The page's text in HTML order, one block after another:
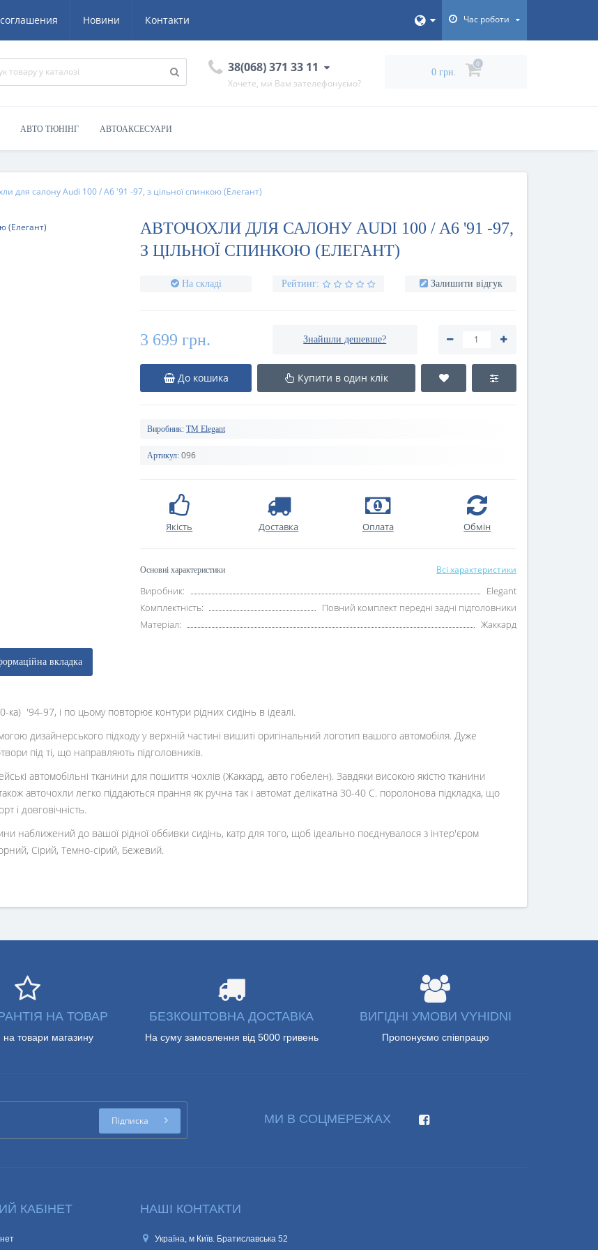
Новини Контакти Час роботи
38(068) 371 33 11
Хочете, ми Вам зателефонуємо?
0 грн.
0
АВТО ТЮНІНГ АВТОАКСЕСУАРИ
для салону Audi 100 / A6 '91 -97, з цільної спинкою (Елегант)
АВТОЧОХЛИ ДЛЯ САЛОНУ AUDI 100 / A6 '91 -97,
З ЦІЛЬНОЇ СПИНКОЮ (ЕЛЕГАНТ)
На складі Рейтинг: Залишити відгук
3 699 грн. Знайшли дешевше?
До кошика Купити в один клік
Виробник: TM Elegant
Артикул: 096
Якість Доставка Оплата Oбмін
Основні характеристики Всі характеристики
Виробник:
Elegant
Комплектність:
Повний комплект передні задні підголовники
Матеріал:
Жаккард
вкладка
'94-97, і по цьому повторює контури рідних сидінь в ідеалі.
дизайнерського підходу у верхній частині вишиті оригінальний логотип вашого автомобіля. Дуже
під ті, що направляють підголовників.
автомобільні тканини для пошиття чохлів (Жаккард, авто гобелен). Завдяки високою якістю тканини
авточохли легко піддаються прання як ручна так і автомат делікатна 30-40 С. поролонова підкладка, що
і довговічність.
наближений до вашої рідної оббивки сидінь, катр для того, щоб ідеально поєднувалося з інтер'єром
Сірий, Темно-сірий, Бежевий.
НА ТОВАР
на товари магазину
БЕЗКОШТОВНА ДОСТАВКА
На суму замовлення від 5000 гривень
ВИГІДНІ УМОВИ VYHIDNI
Пропонуємо співпрацю
Підписка МИ В СОЦМЕРЕЖАХ
КАБІНЕТ НАШІ КОНТАКТИ
Україна, м Київ. Братиславська 52